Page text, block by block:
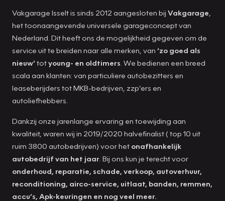
Vakgarage Isselt is sinds 2012 aangesloten bij Vakgarage
het toonaangevende universele garageconcept van
Nederland. Dit heeft ons de mogelijkheid gegeven om de
service uit te breiden naar alle merken, van ‘zo goed als
nieuw’totyoung- en oldtimers . We bedienen een breed
scala aan klanten: van particuliere autobezitters en
leaseberijders tot MKB-bedrijven, zzp’ers en
autoliefhebbers.
Dankzij onze jarenlange ervaring en toewijding aan
kwaliteit, waren wij in 2019/2020 halvefinalist ( top 10 uit
ruim 3800 autobedrijven) voor het onafhankelijk
autobedrijf van het jaar . Bij ons kun je terecht voor
onderhoud, reparatie, schade, verkoop, autoverhuur,
reconditioning, airco-service, uitlaat, banden, remmen,
accu’s, Apk-keuringen en nog veel meer.